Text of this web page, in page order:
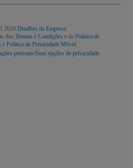
2026 Detalhes da Empresa
dos Termos e Condições e da Política de
e Política de Privacidade Móvel
pessoais/Suas opções de privacidade